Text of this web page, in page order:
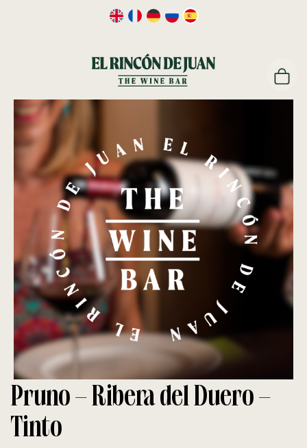
Pruno – Ribera del Duero –
Tinto